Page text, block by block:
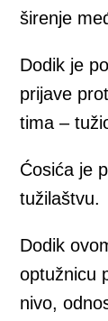
širenje
Dodik je
prijave
tima –
Ćosića je
tužilaštvu.
Dodik
optužnicu
nivo,